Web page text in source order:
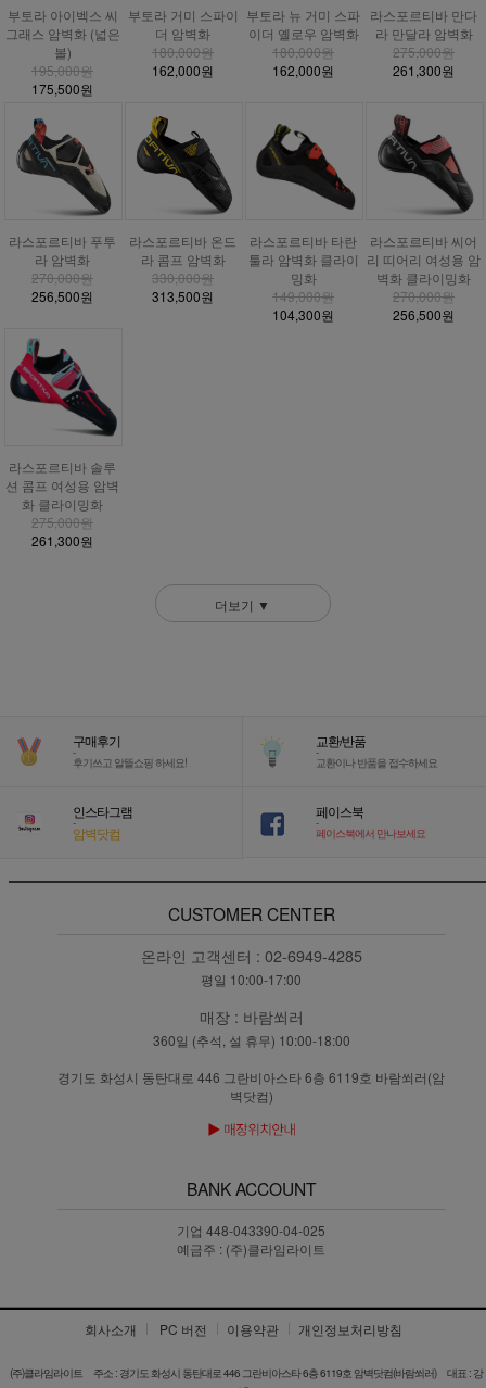
부토라 아이벡스 씨
그래스 암벽화 (넓은
볼)
195,000원
175,500원
부토라 거미 스파이
더 암벽화
180,000원
162,000원
부토라 뉴 거미 스파
이더 옐로우 암벽화
180,000원
162,000원
라스포르티바 만다
라 만달라 암벽화
275,000원
261,300원
라스포르티바 푸투
라 암벽화
270,000원
256,500원
라스포르티바 온드
라 콤프 암벽화
330,000원
313,500원
라스포르티바 타란
툴라 암벽화 클라이
밍화
149,000원
104,300원
라스포르티바 씨어
리 띠어리 여성용 암
벽화 클라이밍화
270,000원
256,500원
라스포르티바 솔루
션 콤프 여성용 암벽
화 클라이밍화
275,000원
261,300원
더보기 ▼
구매후기
-
후기쓰고 알뜰쇼핑 하세요!
교환/반품
-
교환이나 반품을 접수하세요
인스타그램
-
암벽닷컴
페이스북
-
페이스북에서 만나보세요
CUSTOMER CENTER
온라인 고객센터 : 02-6949-4285
평일 10:00-17:00
매장 : 바람쐬러
360일 (추석, 설 휴무) 10:00-18:00
경기도 화성시 동탄대로 446 그란비아스타 6층 6119호 바람쐬러(암
벽닷컴)
BANK ACCOUNT
기업 448-043390-04-025
예금주 : (주)클라임라이트
회사소개 PC 버전 이용약관 개인정보처리방침
(주)클라임라이트 주소 : 경기도 화성시 동탄대로 446 그란비아스타 6층 6119호 암벽닷컴(바람쐬러)
대표 : 강